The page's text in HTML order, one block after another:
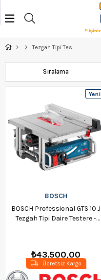
Sıralama
BOSCH
BOSCH Professional GTS 10 J
Tezgah Tipi Daire Testere -
₺43.500,00
Ücretsiz Kargo
Yeni